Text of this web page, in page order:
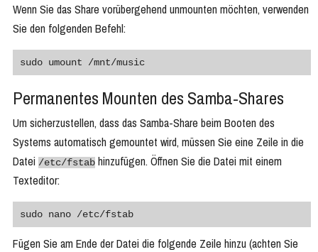
Wenn Sie das Share vorübergehend unmounten möchten, verwenden
Sie den folgenden Befehl:
sudo umount /mnt/music
Permanentes Mounten des Samba-Shares
Um sicherzustellen, dass das Samba-Share beim Booten des
Systems automatisch gemountet wird, müssen Sie eine Zeile in die
Datei /etc/fstab hinzufügen. Öffnen Sie die Datei mit einem
Texteditor:
sudo nano /etc/fstab
Fügen Sie am Ende der Datei die folgende Zeile hinzu (achten Sie